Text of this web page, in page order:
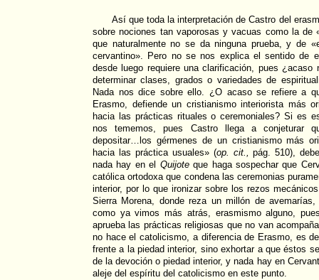
Así que toda la interpretación de Castro del
sobre nociones tan vaporosas y vacuas como la de
que naturalmente no se da ninguna prueba, y de
cervantino». Pero no se nos explica el sentido de
desde luego requiere una clarificación, pues ¿acaso
determinar clases, grados o variedades de
Nada nos dice sobre ello. ¿O acaso se refiere a
Erasmo, defiende un cristianismo interiorista más
hacia las prácticas rituales o ceremoniales? Si es
nos tememos, pues Castro llega a conjeturar
depositar…los gérmenes de un cristianismo más
hacia las práctica usuales» (op. cit., pág. 510),
nada hay en el Quijoteque haga sospechar que
católica ortodoxa que condena las ceremonias
interior, por lo que ironizar sobre los rezos
Sierra Morena, donde reza un millón de
como ya vimos más atrás, erasmismo alguno,
aprueba las prácticas religiosas que no van
no hace el catolicismo, a diferencia de Erasmo, es
frente a la piedad interior, sino exhortar a que éstos
de la devoción o piedad interior, y nada hay en
aleje del espíritu del catolicismo en este punto.